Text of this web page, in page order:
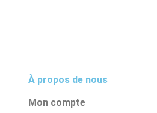
À propos de nous
Mon compte